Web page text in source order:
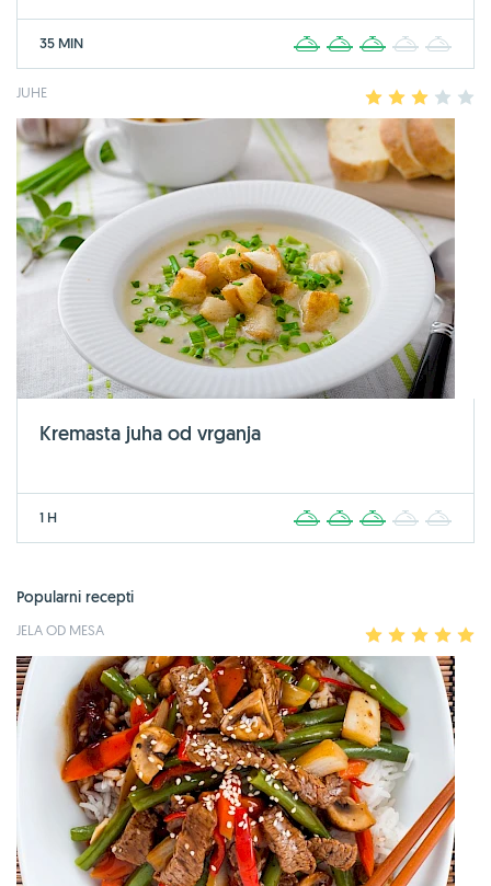
35 MIN 2 3 4
JUHE 2 3 4
Kremasta juha od vrganja
1 H 2 3 4
Popularni recepti
JELA OD MESA 2 3 4